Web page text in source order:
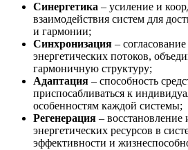
Синергетика – усиление и
взаимодействия систем для
и гармонии;
Синхронизация –
энергетических потоков,
гармоничную структуру;
Адаптация – способность
приспосабливаться к
особенностям каждой системы;
Регенерация – восстановление
энергетических ресурсов в
эффективности и